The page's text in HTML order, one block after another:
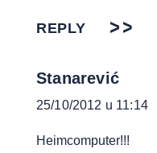
REPLY
Stanarević
25/10/2012 u 11:14
Heimcomputer!!!